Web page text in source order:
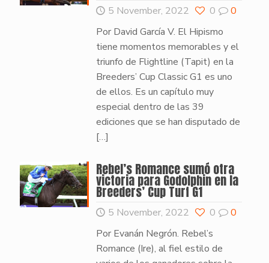
5 November, 2022 0
0
Por David García V. El Hipismo
tiene momentos memorables y el
triunfo de Flightline (Tapit) en la
Breeders’ Cup Classic G1 es uno
de ellos. Es un capítulo muy
especial dentro de las 39
ediciones que se han disputado de
[…]
Rebel’s Romance sumó otra
victoria para Godolphin en la
Breeders’ Cup Turf G1
5 November, 2022 0
0
Por Evanán Negrón. Rebel’s
Romance (Ire), al fiel estilo de